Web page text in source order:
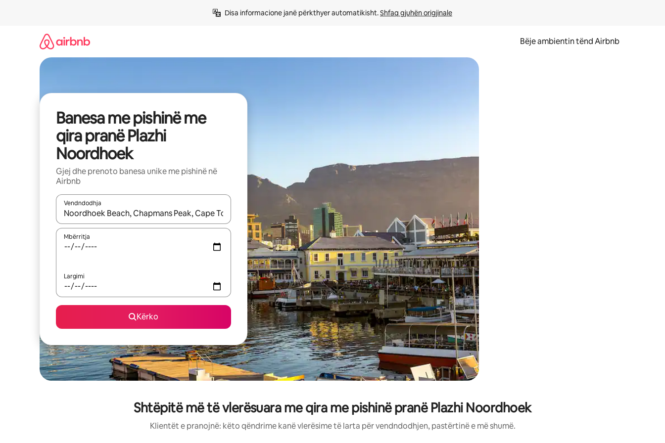
Disa informacione janë përkthyer automatikisht. Shfaq gjuhën origjinale
Bëje ambientin tënd Airbnb
Banesa me pishinë me
qira pranë Plazhi
Noordhoek
Gjej dhe prenoto banesa unike me pishinë në
Airbnb
Vendndodhja
Kur rezultatet të jenë të disponueshme, lëviz me butonat e shigjetave lart e poshtë ose eksploro duke prekur ose duke lëvizur ekranin.
Mbërritja
Largimi
Kërko
Shtëpitë më të vlerësuara me qira me pishinë pranë Plazhi Noordhoek
Klientët e pranojnë: këto qëndrime kanë vlerësime të larta për vendndodhjen, pastërtinë e më shumë.